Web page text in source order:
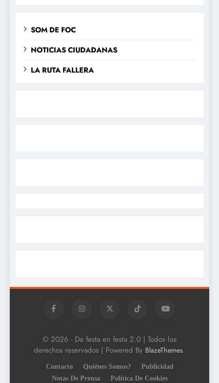
SOM DE FOC
NOTICIAS CIUDADANAS
LA RUTA FALLERA
© 2026 - De festa en festa 2.0 | Todos los
derechos reservados | Powered By BlazeThemes.
Contacto Quiénes Somos?
Publicidad
Notas De Prensa
Política De Cookies